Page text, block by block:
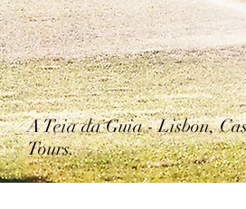
A Teia da Guia - Lisbon,
Tours.